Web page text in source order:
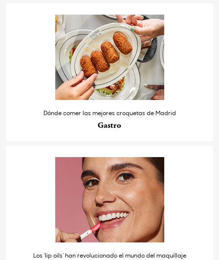
Dónde comer las mejores croquetas de Madrid
Gastro
Los ‘lip oils’ han revolucionado el mundo del maquillaje